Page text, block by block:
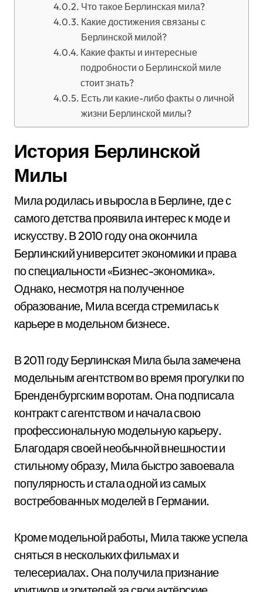
Что такое Берлинская мила?
Какие достижения связаны с
Берлинской милой?
Какие факты и интересные
подробности о Берлинской миле
стоит знать?
Есть ли какие-либо факты о личной
жизни Берлинской милы?
История Берлинской
Милы
Мила родилась и выросла в Берлине, где с
самого детства проявила интерес к моде и
искусству. В 2010 году она окончила
Берлинский университет экономики и права
по специальности «Бизнес-экономика».
Однако, несмотря на полученное
образование, Мила всегда стремилась к
карьере в модельном бизнесе.
В 2011 году Берлинская Мила была замечена
модельным агентством во время прогулки по
Бренденбургским воротам. Она подписала
контракт с агентством и начала свою
профессиональную модельную карьеру.
Благодаря своей необычной внешности и
стильному образу, Мила быстро завоевала
популярность и стала одной из самых
востребованных моделей в Германии.
Кроме модельной работы, Мила также успела
сняться в нескольких фильмах и
телесериалах. Она получила признание